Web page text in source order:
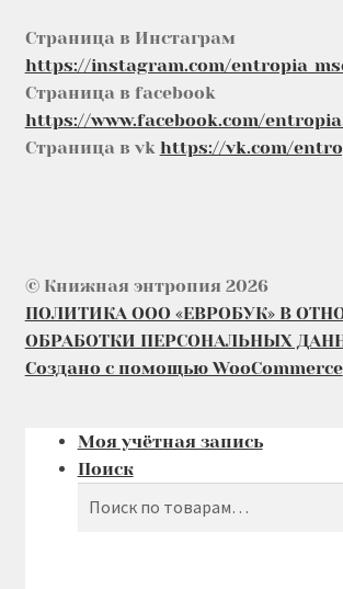
Страница в Инстаграм
https://instagram.com/
Страница в facebook
https://www.facebook.com/
Страница в vk https://vk.com/
© Книжная энтропия 2026
ПОЛИТИКА ООО «ЕВРОБУК» В
ОБРАБОТКИ ПЕРСОНАЛЬНЫХ
Создано с помощью WooCommerce
Моя учётная запись
Поиск